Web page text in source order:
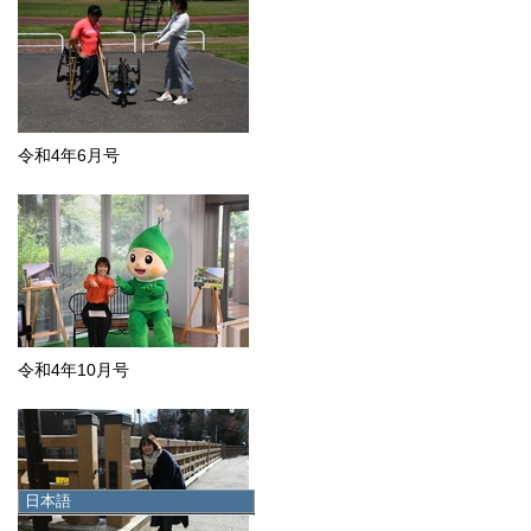
日本語
日本語
令和4年6月号
令和4年10月号